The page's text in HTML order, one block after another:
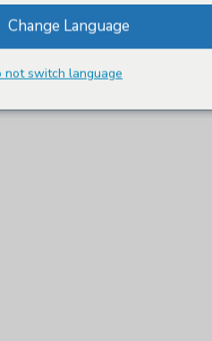
Change Language
not switch language
Suomi